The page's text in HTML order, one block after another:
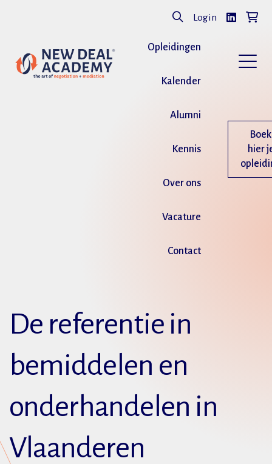
Login
Opleidingen
Kalender
Alumni
Kennis
Over ons
Vacature
Contact
Boek
hier
De referentie in
bemiddelen en
onderhandelen in
Vlaanderen